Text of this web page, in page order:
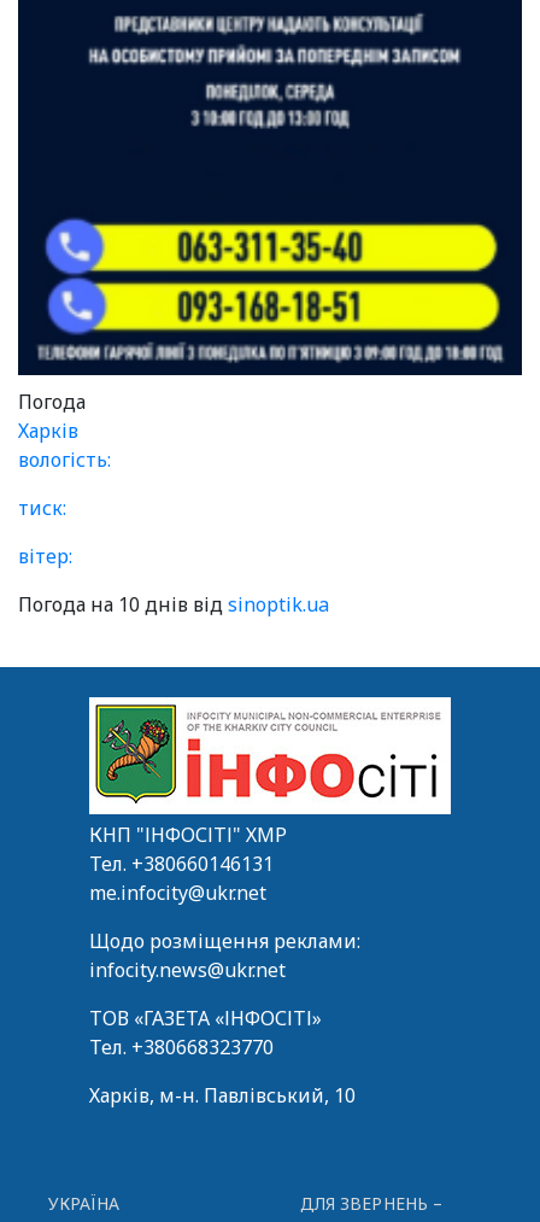
Погода
Харків
вологість:
тиск:
вітер:
Погода на 10 днів відsinoptik.ua
КНП "ІНФОСІТІ" ХМР
Тел. +380660146131
me.infocity@ukr.net
Щодо розміщення реклами:
infocity.news@ukr.net
ТОВ «ГАЗЕТА «ІНФОСІТІ»
Тел. +380668323770
Харків, м-н. Павлівський, 10
УКРАЇНА
ДЛЯ ЗВЕРНЕНЬ –